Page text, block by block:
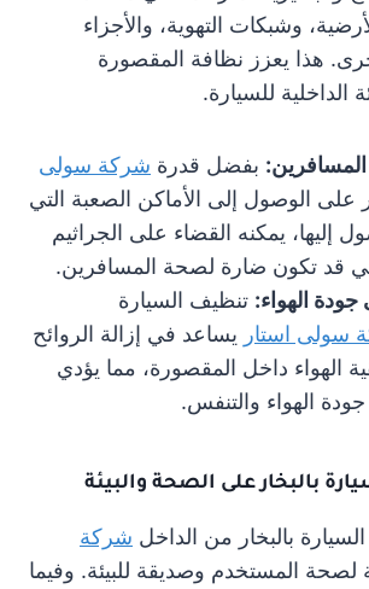
وشبكات التهوية، والأجزاء
هذا يعزز نظافة المقصورة
الداخلية للسيارة.
بفضل قدرة شركة سولى
على الوصول إلى الأماكن الصعبة التي
إليها، يمكنه القضاء على الجراثيم
التي قد تكون ضارة لصحة المسافرين.
الهواء: تنظيف السيارة
سولى استار يساعد في إزالة الروائح
الهواء داخل المقصورة، مما يؤدي
الهواء والتنفس.
بالبخار على الصحة والبيئة
بالبخار من الداخل شركة
لصحة المستخدم وصديقة للبيئة. وفيما